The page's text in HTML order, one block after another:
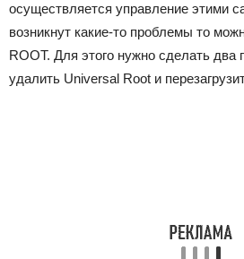
осуществляется управление этими
возникнут какие-то проблемы то
ROOT. Для этого нужно сделать два
удалить Universal Root и